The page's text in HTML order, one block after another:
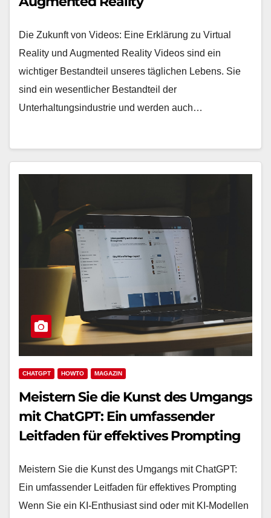
Die Zukunft von Videos: Eine Erklärung zu Virtual
Reality und Augmented Reality Videos sind ein
wichtiger Bestandteil unseres täglichen Lebens. Sie
sind ein wesentlicher Bestandteil der
Unterhaltungsindustrie und werden auch…
CHATGPT HOWTO MAGAZIN
Meistern Sie die Kunst des Umgangs
mit ChatGPT: Ein umfassender
Leitfaden für effektives Prompting
Meistern Sie die Kunst des Umgangs mit ChatGPT:
Ein umfassender Leitfaden für effektives Prompting
Wenn Sie ein KI-Enthusiast sind oder mit KI-Modellen